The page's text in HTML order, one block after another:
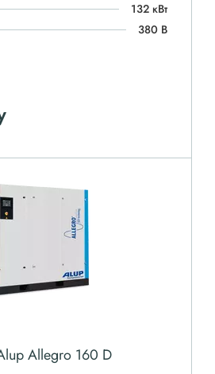
132 кВт
380 В
Allegro 160 D